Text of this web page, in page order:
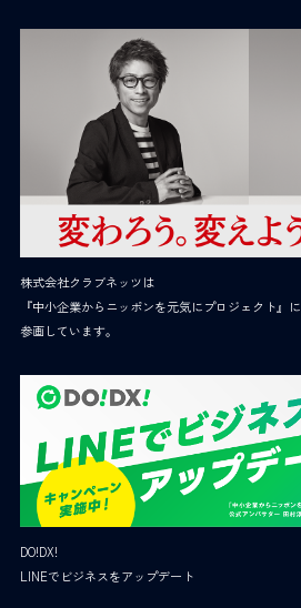
株式会社クラブネッツは
『中小企業からニッポンを元気にプロジェクト』に
参画しています。
DO!DX!
LINEでビジネスをアップデート